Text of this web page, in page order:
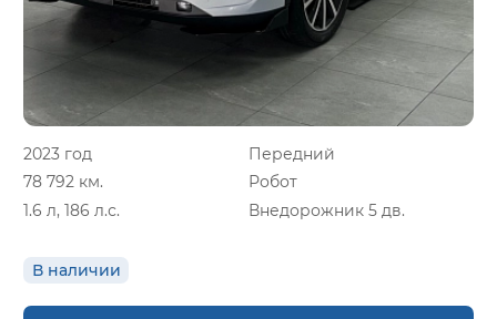
2023 год
Передний
78 792 км.
Робот
1.6 л, 186 л.с.
Внедорожник 5 дв.
В наличии